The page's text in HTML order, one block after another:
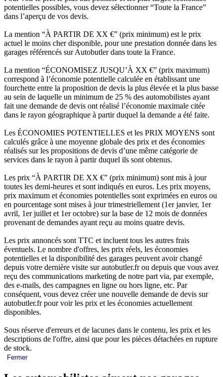
potentielles possibles, vous devez sélectionner “Toute la France”
dans l’aperçu de vos devis.
La mention “À PARTIR DE XX €” (prix minimum) est le prix
actuel le moins cher disponible, pour une prestation donnée dans les
garages référencés sur Autobutler dans toute la France.
La mention “ÉCONOMISEZ JUSQU’À XX €” (prix maximum)
correspond à l’économie potentielle calculée en établissant une
fourchette entre la proposition de devis la plus élevée et la plus basse
au sein de laquelle un minimum de 25 % des automobilistes ayant
fait une demande de devis ont réalisé l’économie maximale citée
dans le rayon géographique à partir duquel la demande a été faite.
Les ÉCONOMIES POTENTIELLES et les PRIX MOYENS sont
calculés grâce à une moyenne globale des prix et des économies
réalisés sur les propositions de devis d’une même catégorie de
services dans le rayon à partir duquel ils sont obtenus.
Les prix “À PARTIR DE XX €” (prix minimum) sont mis à jour
toutes les demi-heures et sont indiqués en euros. Les prix moyens,
prix maximum et économies potentielles sont exprimées en euros ou
en pourcentage sont mises à jour trimestriellement (1er janvier, 1er
avril, 1er juillet et 1er octobre) sur la base de 12 mois de données
provenant de demandes ayant reçu au moins quatre devis.
Les prix annoncés sont TTC et incluent tous les autres frais
éventuels. Le nombre d'offres, les prix réels, les économies
potentielles et la disponibilité des garages peuvent avoir changé
depuis votre dernière visite sur autobutler.fr ou depuis que vous avez
reçu des communications marketing de notre part via, par exemple,
des e-mails, des campagnes en ligne ou hors ligne, etc. Par
conséquent, vous devez créer une nouvelle demande de devis sur
autobutler.fr pour voir les prix et les économies actuellement
disponibles.
Sous réserve d'erreurs et de lacunes dans le contenu, les prix et les
descriptions de l'offre, ainsi que pour les pièces détachées en rupture
de stock.
Fermer